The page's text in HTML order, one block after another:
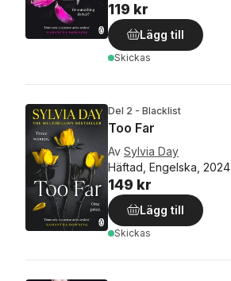
119 kr
Lägg till
Skickas
Del 2 - Blacklist
Too Far
Av Sylvia Day
Häftad, Engelska, 2024
149 kr
Lägg till
Skickas